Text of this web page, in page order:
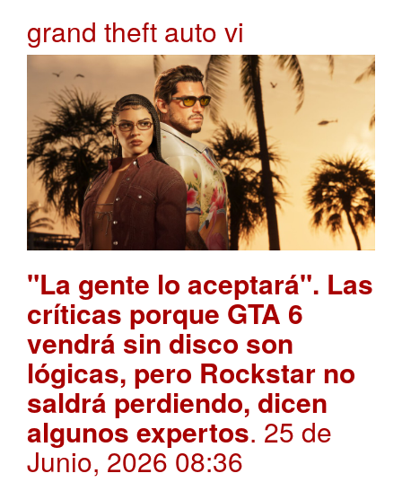
grand theft auto vi
"La gente lo aceptará". Las
críticas porque GTA 6
vendrá sin disco son
lógicas, pero Rockstar no
saldrá perdiendo, dicen
algunos expertos. 25 de
Junio, 2026 08:36